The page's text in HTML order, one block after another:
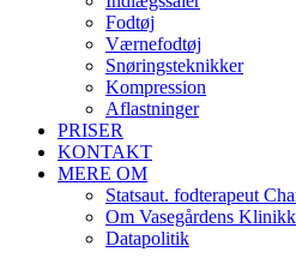
Fodtøj
Værnefodtøj
Snøringsteknikker
Kompression
Aflastninger
PRISER
KONTAKT
MERE OM
Statsaut. fodterapeut
Om Vasegårdens
Datapolitik